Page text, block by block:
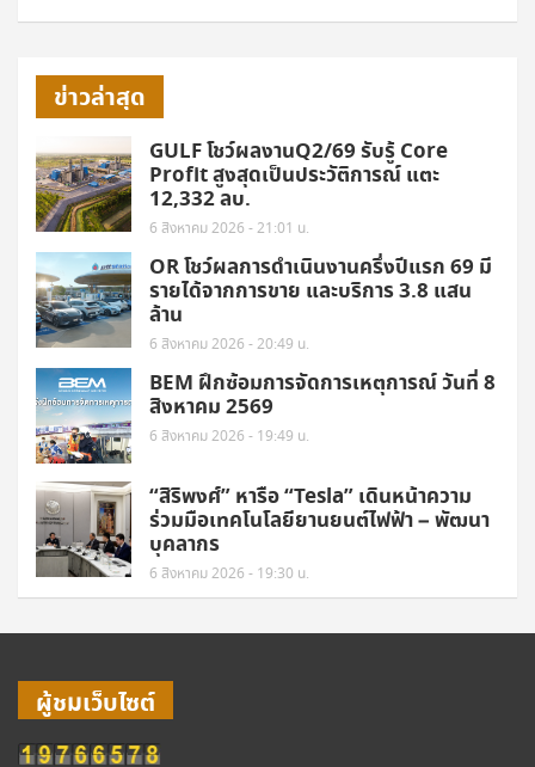
ข่าวล่าสุด
GULF โชว์ผลงานQ2/69 รับรู้ Core
Profit สูงสุดเป็นประวัติการณ์ แตะ
12,332 ลบ.
6 สิงหาคม 2026 - 21:01 น.
OR โชว์ผลการดำเนินงานครึ่งปีแรก 69 มี
รายได้จากการขาย และบริการ 3.8 แสน
ล้าน
6 สิงหาคม 2026 - 20:49 น.
BEM ฝึกซ้อมการจัดการเหตุการณ์ วันที่ 8
สิงหาคม 2569
6 สิงหาคม 2026 - 19:49 น.
“สิริพงศ์” หารือ “Tesla” เดินหน้าความ
ร่วมมือเทคโนโลยียานยนต์ไฟฟ้า – พัฒนา
บุคลากร
6 สิงหาคม 2026 - 19:30 น.
ผู้ชมเว็บไซต์